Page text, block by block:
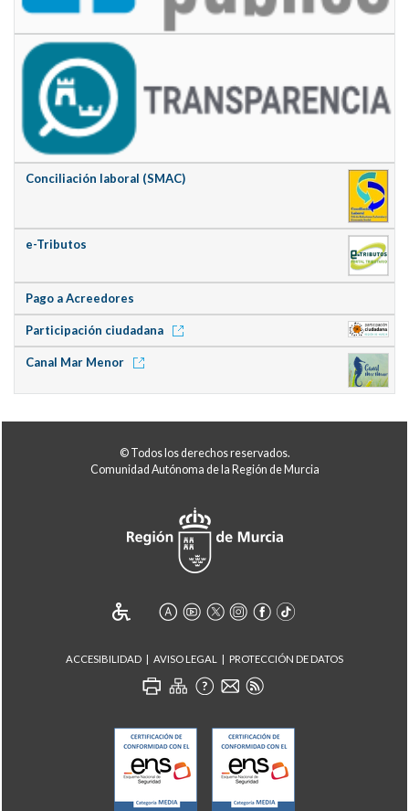
Conciliación laboral (SMAC)
e-Tributos
Pago a Acreedores
Participación ciudadana
Canal Mar Menor
© Todos los derechos reservados.
Comunidad Autónoma de la Región de Murcia
ACCESIBILIDAD AVISO LEGAL PROTECCIÓN DE DATOS